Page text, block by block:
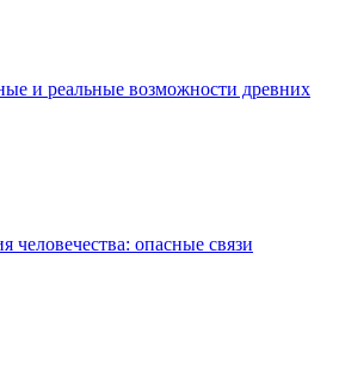
и реальные возможности древних
опасные связи